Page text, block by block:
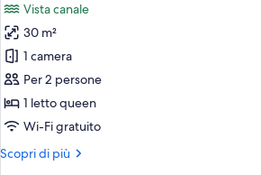
foto
per
Camera
Comfort
con
letto
o
Vista canale
30 m²
1 camera
Per 2 persone
1 letto queen
Wi-Fi gratuito
Scopri di più
Altri